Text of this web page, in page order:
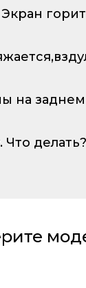
на заднем
Что делать?